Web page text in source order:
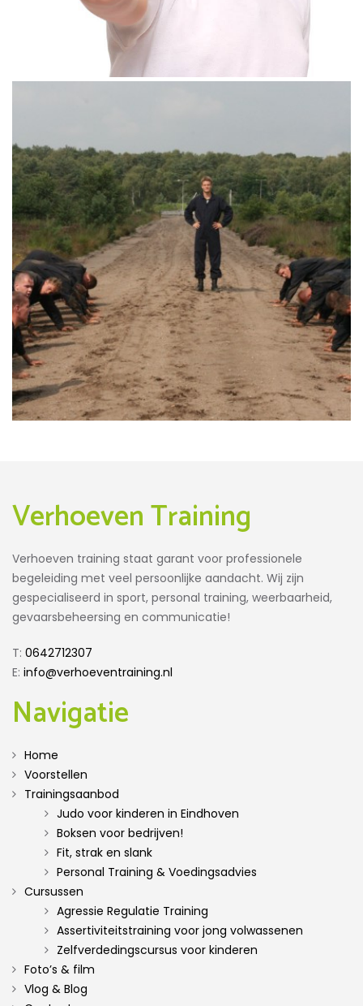
Verhoeven Training
Verhoeven training staat garant voor professionele
begeleiding met veel persoonlijke aandacht. Wij zijn
gespecialiseerd in sport, personal training, weerbaarheid,
gevaarsbeheersing en communicatie!
T: 0642712307
E: info@verhoeventraining.nl
Navigatie
Home
Voorstellen
Trainingsaanbod
Judo voor kinderen in Eindhoven
Boksen voor bedrijven!
Fit, strak en slank
Personal Training & Voedingsadvies
Cursussen
Agressie Regulatie Training
Assertiviteitstraining voor jong volwassenen
Zelfverdedingscursus voor kinderen
Foto’s & film
Vlog & Blog